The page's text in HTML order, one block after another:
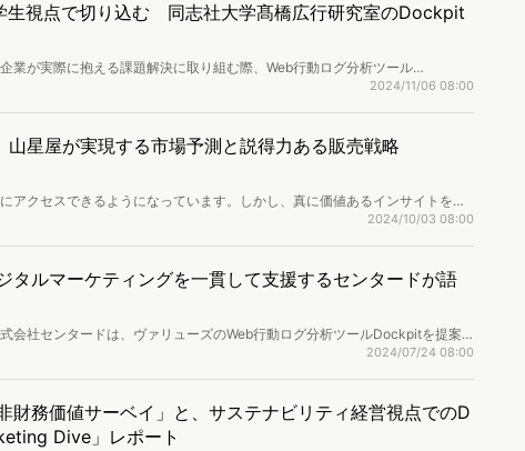
生視点で切り込む 同志社大学髙橋広行研究室のDockpit
業が実際に抱える課題解決に取り組む際、Web行動ログ分析ツール
提案を行っています。学生ならではの視点と客観的データの融合により独
して指導教授である髙橋広行先生に、取り組みの詳細を伺いました。
2024/11/06 08:00
星屋が実現する市場予測と説得力ある販売戦略
アクセスできるようになっています。しかし、真に価値あるインサイトを得
ターも少なくないのではないでしょうか。創業115年を誇る菓子専門商社の株
場動向を予測し、商品開発や販売戦略の立案につなげています。今回は同社
得られる価値を伺いました。
2024/10/03 08:00
タルマーケティングを一貫して支援するセンタードが語
会社センタードは、ヴァリューズのWeb行動ログ分析ツールDockpitを提案
ようにDockpitを活用し、クライアントのデジタルマーケティング戦略を成
2024/07/24 08:00
財務価値サーベイ」と、サステナビリティ経営視点でのD
Dive」レポート